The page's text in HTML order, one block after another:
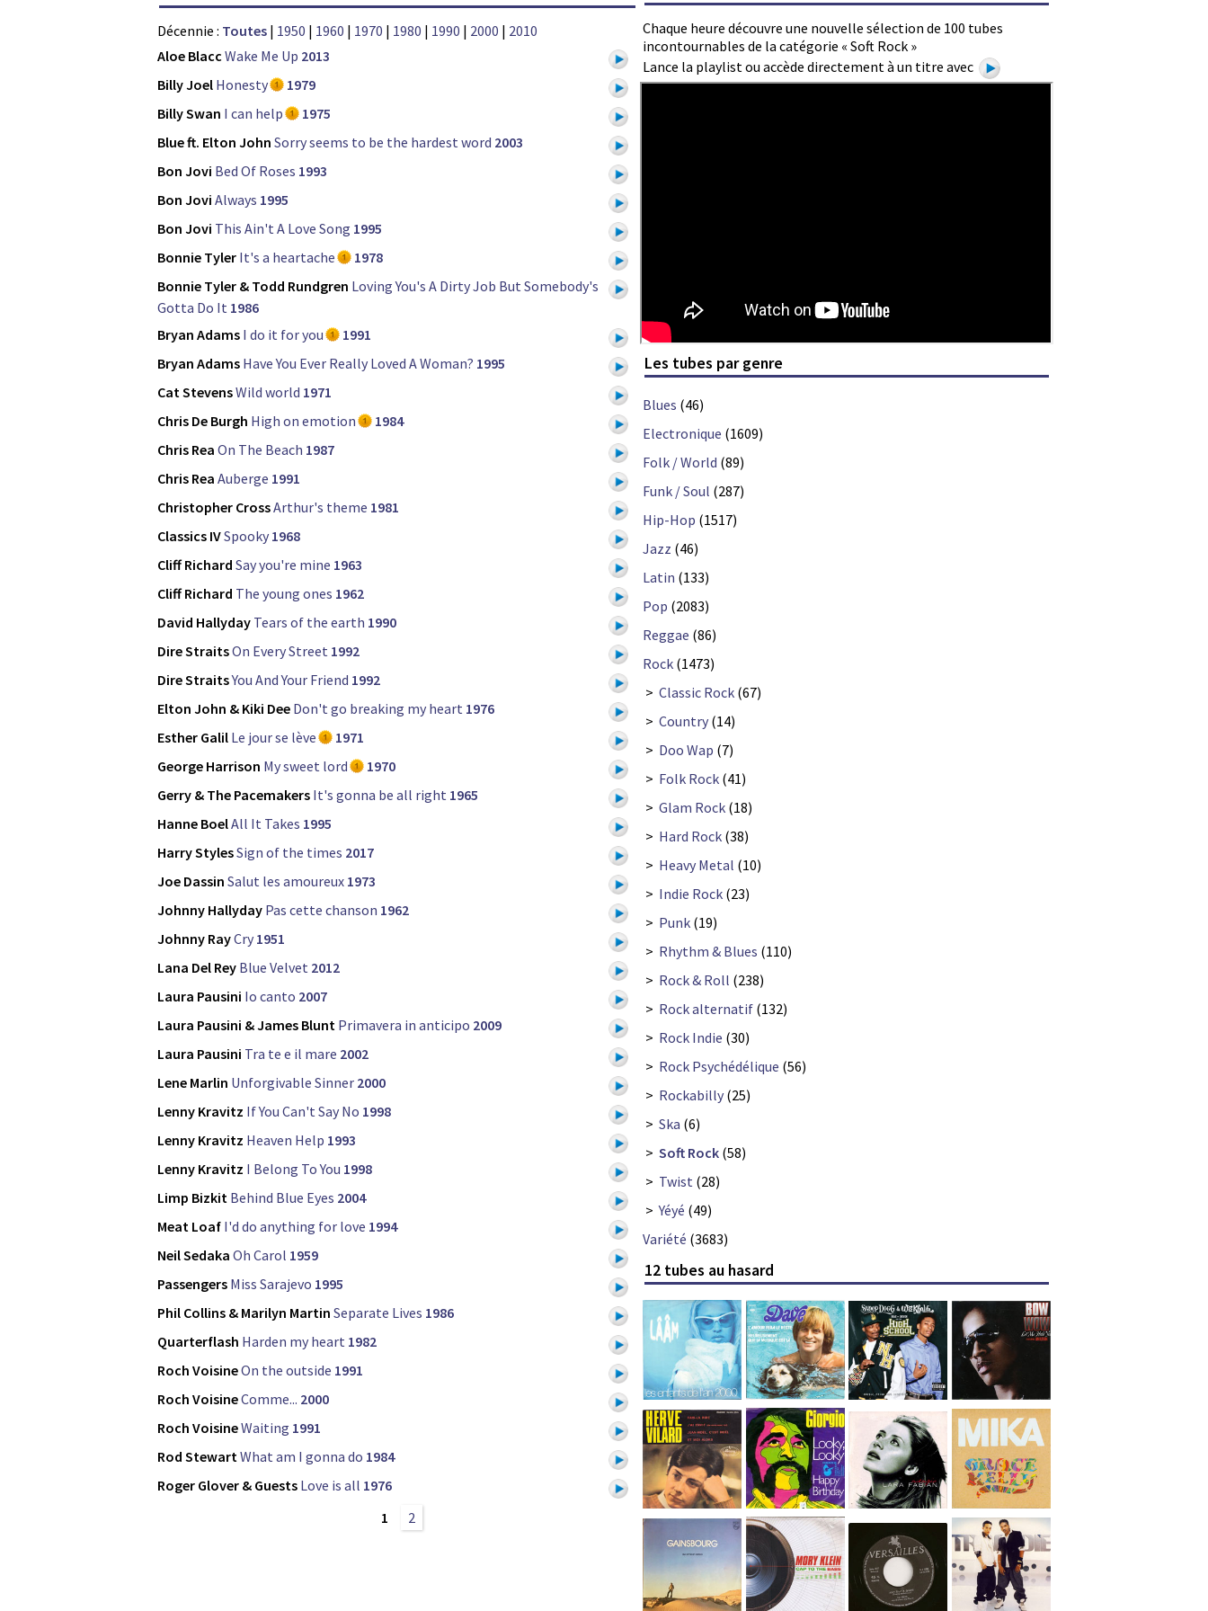
Chaque heure découvre une nouvelle sélection de 100 tubes
incontournables de la catégorie « Soft Rock »
Lance la playlist ou accède directement à un titre avec
Décennie : Toutes | 1950 | 1960 | 1970 | 1980 | 1990 | 2000 | 2010
Aloe Blacc Wake Me Up 2013
Billy Joel Honesty
1979
Billy Swan I can help
1975
Blue ft. Elton John Sorry seems to be the hardest word 2003
Bon Jovi Bed Of Roses 1993
Bon Jovi Always 1995
Bon Jovi This Ain't A Love Song 1995
Bonnie Tyler It's a heartache
1978
Bonnie Tyler & Todd Rundgren Loving You's A Dirty Job But Somebody's
Gotta Do It 1986
Bryan Adams I do it for you
1991
Bryan Adams Have You Ever Really Loved A Woman? 1995
Cat StevensWild world 1971
Chris De Burgh High on emotion
1984
Chris Rea On The Beach 1987
Chris Rea Auberge 1991
Christopher CrossArthur's theme 1981
Classics IVSpooky 1968
Cliff Richard Say you're mine 1963
Cliff Richard The young ones 1962
David Hallyday Tears of the earth 1990
Dire StraitsOn Every Street 1992
Dire StraitsYou And Your Friend 1992
Elton John & Kiki Dee Don't go breaking my heart 1976
Esther Galil Le jour se lève
1971
George Harrison My sweet lord
1970
Gerry & The Pacemakers It's gonna be all right 1965
Hanne BoelAll It Takes 1995
Harry StylesSign of the times 2017
Joe Dassin Salut les amoureux 1973
Johnny Hallyday Pas cette chanson 1962
Johnny RayCry 1951
Lana Del Rey Blue Velvet 2012
Laura Pausini Io canto 2007
Laura Pausini & James Blunt Primavera in anticipo 2009
Laura Pausini Tra te e il mare 2002
Lene Marlin Unforgivable Sinner 2000
Lenny Kravitz If You Can't Say No 1998
Lenny Kravitz Heaven Help 1993
Lenny Kravitz I Belong To You 1998
Limp Bizkit Behind Blue Eyes 2004
Meat Loaf I'd do anything for love 1994
Neil Sedaka Oh Carol 1959
Passengers Miss Sarajevo 1995
Phil Collins & Marilyn Martin Separate Lives 1986
Quarterflash Harden my heart 1982
Roch VoisineOn the outside 1991
Roch VoisineComme... 2000
Roch VoisineWaiting 1991
Rod StewartWhat am I gonna do 1984
Roger Glover & Guests Love is all 1976
1
2
Les tubes par genre
Blues (46)
Electronique (1609)
Folk / World (89)
Funk / Soul (287)
Hip-Hop (1517)
Jazz (46)
Latin (133)
Pop (2083)
Reggae (86)
Rock (1473)
> Classic Rock (67)
> Country (14)
> Doo Wap (7)
> Folk Rock (41)
> Glam Rock (18)
> Hard Rock (38)
> Heavy Metal (10)
> Indie Rock (23)
> Punk (19)
> Rhythm & Blues (110)
> Rock & Roll (238)
> Rock alternatif (132)
> Rock Indie (30)
> Rock Psychédélique (56)
> Rockabilly (25)
> Ska (6)
> Soft Rock (58)
> Twist (28)
>Yéyé (49)
Variété (3683)
12 tubes au hasard